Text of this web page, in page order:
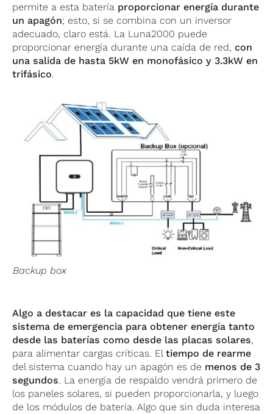
permite a esta batería proporcionar energía durante
un apagón; esto, si se combina con un inversor
adecuado, claro está. La Luna2000 puede
proporcionar energía durante una caída de red,con
una salida de hasta 5kW en monofásico y 3.3kW en
trifásico.
Backup box
Algo a destacar es la capacidad que tiene este
sistema de emergencia para obtener energía tanto
desde las baterías como desde las placas solares,
para alimentar cargas críticas. Eltiempo de rearme
del sistema cuando hay un apagón es de menos de 3
segundos. La energía de respaldo vendrá primero de
los paneles solares, si pueden proporcionarla, y luego
de los módulos de batería. Algo que sin duda interesa